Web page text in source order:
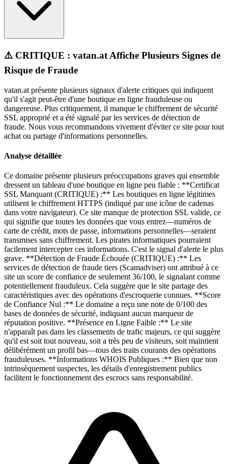
⚠️ CRITIQUE : vatan.at Affiche Plusieurs Signes de
Risque de Fraude
vatan.at présente plusieurs signaux d'alerte critiques qui indiquent
qu'il s'agit peut-être d'une boutique en ligne frauduleuse ou
dangereuse. Plus critiquement, il manque le chiffrement de sécurité
SSL approprié et a été signalé par les services de détection de
fraude. Nous vous recommandons vivement d'éviter ce site pour tout
achat ou partage d'informations personnelles.
Analyse détaillée
Ce domaine présente plusieurs préoccupations graves qui ensemble
dressent un tableau d'une boutique en ligne peu fiable : **Certificat
SSL Manquant (CRITIQUE) :** Les boutiques en ligne légitimes
utilisent le chiffrement HTTPS (indiqué par une icône de cadenas
dans votre navigateur). Ce site manque de protection SSL valide, ce
qui signifie que toutes les données que vous entrez—numéros de
carte de crédit, mots de passe, informations personnelles—seraient
transmises sans chiffrement. Les pirates informatiques pourraient
facilement intercepter ces informations. C'est le signal d'alerte le plus
grave. **Détection de Fraude Échouée (CRITIQUE) :** Les
services de détection de fraude tiers (Scamadviser) ont attribué à ce
site un score de confiance de seulement 36/100, le signalant comme
potentiellement frauduleux. Cela suggère que le site partage des
caractéristiques avec des opérations d'escroquerie connues. **Score
de Confiance Nul :** Le domaine a reçu une note de 0/100 des
bases de données de sécurité, indiquant aucun marqueur de
réputation positive. **Présence en Ligne Faible :** Le site
n'apparaît pas dans les classements de trafic majeurs, ce qui suggère
qu'il est soit tout nouveau, soit a très peu de visiteurs, soit maintient
délibérément un profil bas—tous des traits courants des opérations
frauduleuses. **Informations WHOIS Publiques :** Bien que non
intrinsèquement suspectes, les détails d'enregistrement publics
facilitent le fonctionnement des escrocs sans responsabilité.